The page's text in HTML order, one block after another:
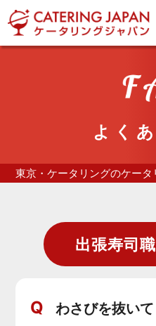
よく
東京・ケータリングのケータ
出張寿司
Q わさびを抜い